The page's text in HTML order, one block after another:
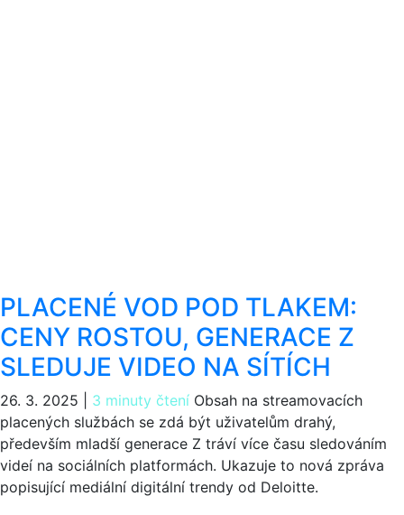
PLACENÉ VOD POD TLAKEM:
CENY ROSTOU, GENERACE Z
SLEDUJE VIDEO NA SÍTÍCH
26. 3. 2025 3 minuty čtení Obsah na streamovacích
placených službách se zdá být uživatelům drahý,
především mladší generace Z tráví více času sledováním
videí na sociálních platformách. Ukazuje to nová zpráva
popisující mediální digitální trendy od Deloitte.